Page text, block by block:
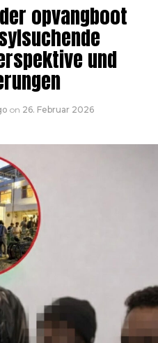
opvangboot
und
on 26. Februar 2026